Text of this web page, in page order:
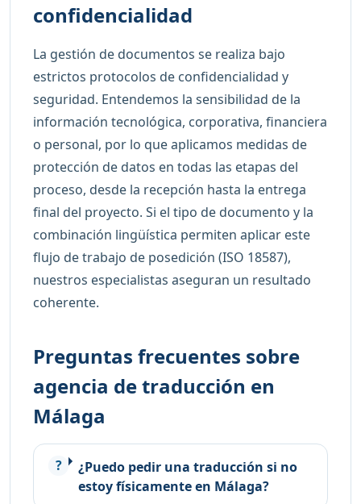
confidencialidad
La gestión de documentos se realiza bajo
estrictos protocolos de confidencialidad y
seguridad. Entendemos la sensibilidad de la
información tecnológica, corporativa, financiera
o personal, por lo que aplicamos medidas de
protección de datos en todas las etapas del
proceso, desde la recepción hasta la entrega
final del proyecto. Si el tipo de documento y la
combinación lingüística permiten aplicar este
flujo de trabajo de posedición (ISO 18587),
nuestros especialistas aseguran un resultado
coherente.
Preguntas frecuentes sobre
agencia de traducción en
Málaga
¿Puedo pedir una traducción si no
estoy físicamente en Málaga?